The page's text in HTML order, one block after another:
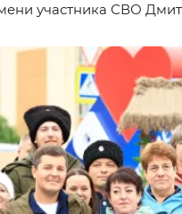
участника СВО